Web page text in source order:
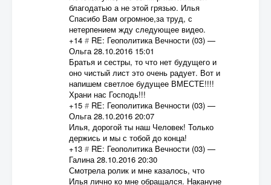
благодатью а не этой грязью. Илья
Спасибо Вам огромное,за труд, с
нетерпением жду следующее видео.
+14 # RE: Геополитика Вечности (03)—
Ольга 28.10.2016 15:01
Братья и сестры, то что нет будущего и
оно чистый лист это очень радует. Вот и
напишем светлое будущее ВМЕСТЕ!!!!
Храни нас Господь!!!
+15 # RE: Геополитика Вечности (03)—
Ольга 28.10.2016 20:07
Илья, дорогой ты наш Человек! Только
держись и мы с тобой до конца!
+13 # RE: Геополитика Вечности (03)—
Галина 28.10.2016 20:30
Смотрела ролик и мне казалось, что
Илья лично ко мне обращался. Накануне